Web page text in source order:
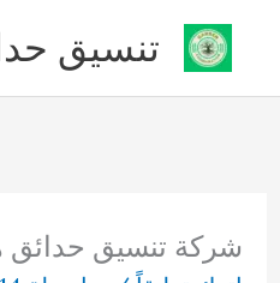
تخطي
المحتوى
تنسيق
شركة تنسيق حدائق